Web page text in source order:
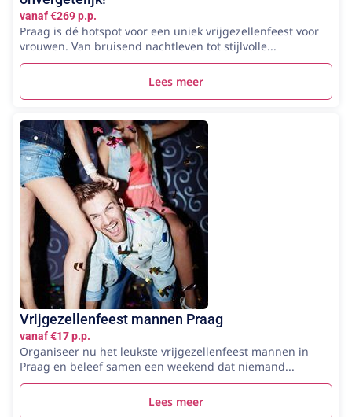
vanaf €269 p.p.
Praag is dé hotspot voor een uniek vrijgezellenfeest voor
vrouwen. Van bruisend nachtleven tot stijlvolle...
Lees meer
Vrijgezellenfeest mannen Praag
vanaf €17 p.p.
Organiseer nu het leukste vrijgezellenfeest mannen in
Praag en beleef samen een weekend dat niemand...
Lees meer